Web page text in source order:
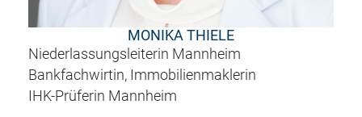
MONIKA THIELE
Niederlassungsleiterin Mannheim
Bankfachwirtin, Immobilienmaklerin
IHK-Prüferin Mannheim